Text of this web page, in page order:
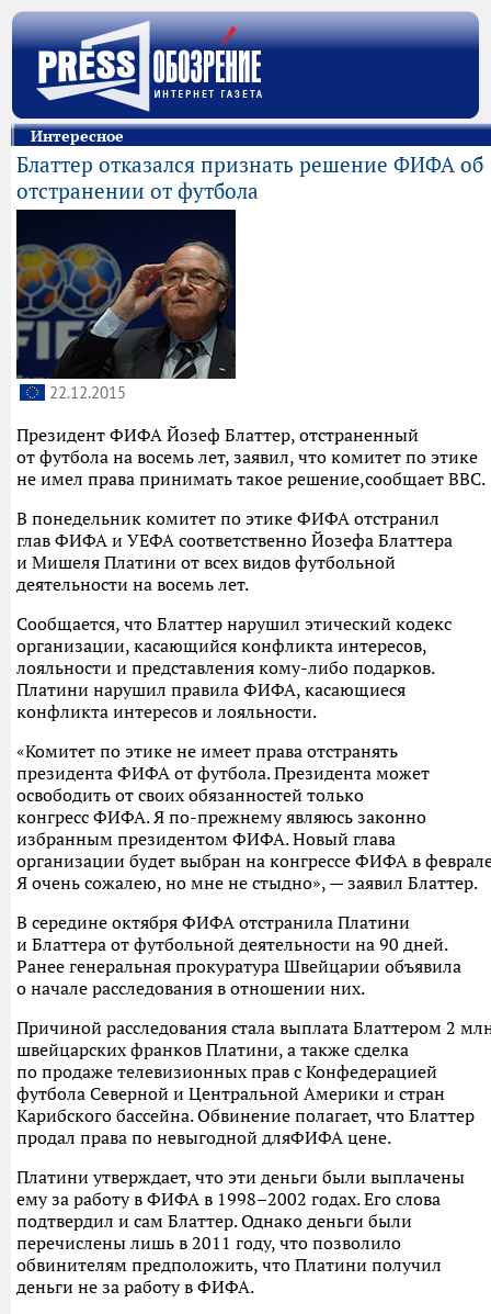
Интересное
Блаттер отказался признать решение ФИФА об
отстранении от футбола
22.12.2015
Президент ФИФА Йозеф Блаттер, отстраненный
от футбола на восемь лет, заявил, что комитет по этике
не имел права принимать такое решение,сообщает BBC.
В понедельник комитет по этике ФИФА отстранил
глав ФИФА и УЕФА соответственно Йозефа Блаттера
и Мишеля Платини от всех видов футбольной
деятельности на восемь лет.
Сообщается, что Блаттер нарушил этический кодекс
организации, касающийся конфликта интересов,
лояльности и представления кому-либо подарков.
Платини нарушил правила ФИФА, касающиеся
конфликта интересов и лояльности.
«Комитет по этике не имеет права отстранять
президента ФИФА от футбола. Президента может
освободить от своих обязанностей только
конгресс ФИФА. Я по-прежнему являюсь законно
избранным президентом ФИФА. Новый глава
организации будет выбран на конгрессе ФИФА в
Я очень сожалею, но мне не стыдно», — заявил Блаттер.
В середине октября ФИФА отстранила Платини
и Блаттера от футбольной деятельности на 90 дней.
Ранее генеральная прокуратура Швейцарии объявила
о начале расследования в отношении них.
Причиной расследования стала выплата Блаттером 2
швейцарских франков Платини, а также сделка
по продаже телевизионных прав с Конфедерацией
футбола Северной и Центральной Америки и стран
Карибского бассейна. Обвинение полагает, что Блаттер
продал права по невыгодной дляФИФА цене.
Платини утверждает, что эти деньги были выплачены
ему за работу в ФИФА в 1998–2002 годах. Его слова
подтвердил и сам Блаттер. Однако деньги были
перечислены лишь в 2011 году, что позволило
обвинителям предположить, что Платини получил
деньги не за работу в ФИФА.